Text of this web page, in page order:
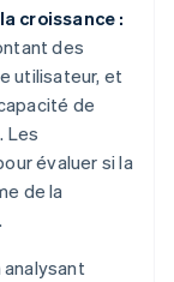
croissance :
des
utilisateur, et
de
Les
évaluer si la
de la
analysant